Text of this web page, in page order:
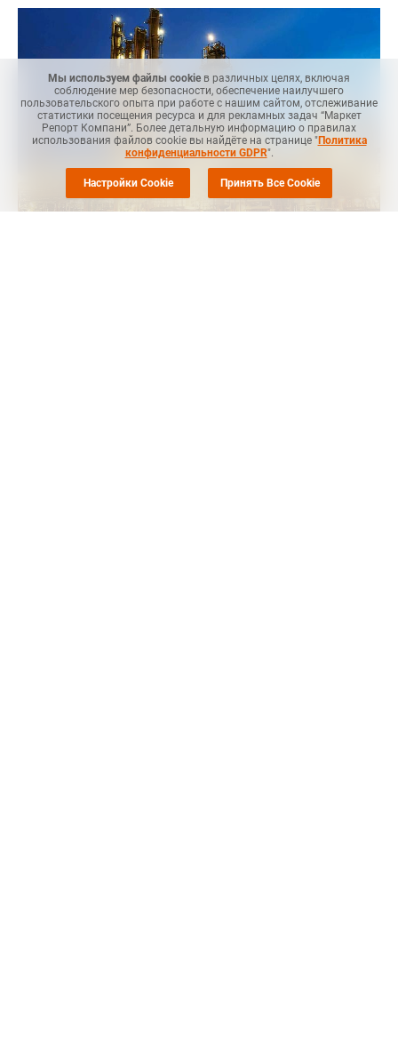
Мы используем файлы cookie в различных целях, включая
соблюдение мер безопасности, обеспечение наилучшего
пользовательского опыта при работе с нашим сайтом, отслеживание
статистики посещения ресурса и для рекламных задач “Маркет
Репорт Компани”. Более детальную информацию о правилах
использования файлов cookie вы найдёте на странице "Политика
конфиденциальности GDPR".
Настройки Cookie Принять Все Cookie